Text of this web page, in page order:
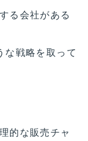
る会社がある
な戦略を取って
的な販売チャ